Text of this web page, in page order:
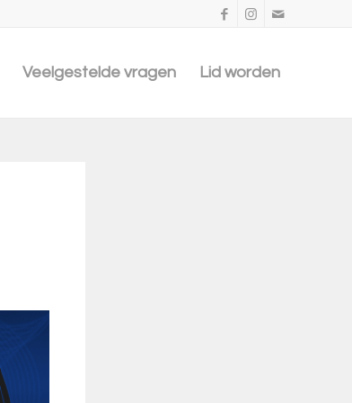
Veelgestelde vragen Lid worden